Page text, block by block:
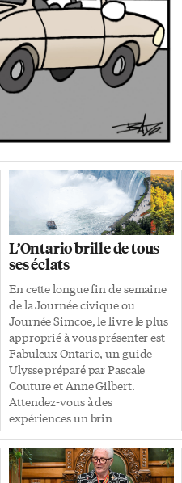
L’Ontario brille de tous
ses éclats
En cette longue fin de semaine
de la Journée civique ou
Journée Simcoe, le livre le plus
approprié à vous présenter est
Fabuleux Ontario, un guide
Ulysse préparé par Pascale
Couture et Anne Gilbert.
Attendez-vous à des
expériences un brin
portée de train ou de voiture.
On n’aurait pas été surpris de